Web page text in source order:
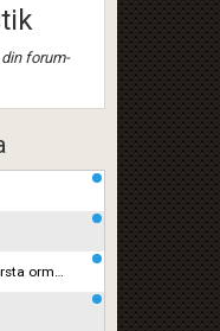
forum-
orm…